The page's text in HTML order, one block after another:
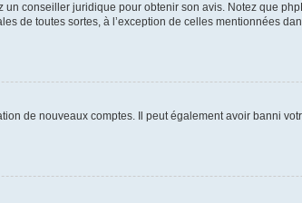
conseiller juridique pour obtenir son avis. Notez que
de toutes sortes, à l’exception de celles mentionnées
de nouveaux comptes. Il peut également avoir banni